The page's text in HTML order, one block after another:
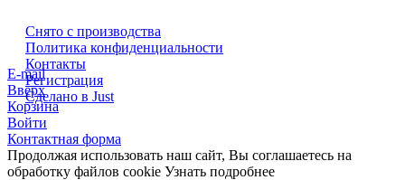
Снято с производства
Политика конфиденциальности
Контакты
Регистрация
Сделано в Just
E-mail
Вверх
Корзина
Войти
Контактная форма
Продолжая использовать наш сайт, Вы соглашаетесь на
обработку файлов cookie Узнать подробнее